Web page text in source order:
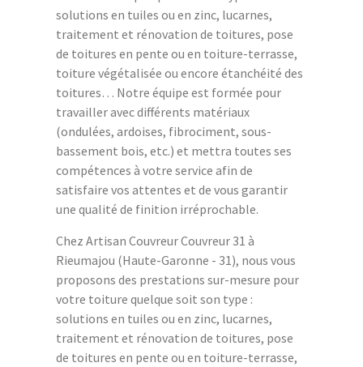
solutions en tuiles ou en zinc, lucarnes,
traitement et rénovation de toitures, pose
de toitures en pente ou en toiture-terrasse,
toiture végétalisée ou encore étanchéité des
toitures… Notre équipe est formée pour
travailler avec différents matériaux
(ondulées, ardoises, fibrociment, sous-
bassement bois, etc.) et mettra toutes ses
compétences à votre service afin de
satisfaire vos attentes et de vous garantir
une qualité de finition irréprochable.
Chez Artisan Couvreur Couvreur 31 à
Rieumajou (Haute-Garonne - 31), nous vous
proposons des prestations sur-mesure pour
votre toiture quelque soit son type :
solutions en tuiles ou en zinc, lucarnes,
traitement et rénovation de toitures, pose
de toitures en pente ou en toiture-terrasse,